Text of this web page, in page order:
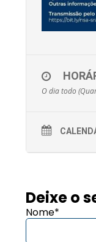
O dia todo
Deixe o
Nome*